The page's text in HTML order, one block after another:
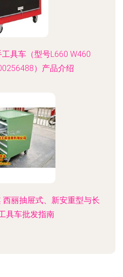
具车（型号L660 W460
）产品介绍
丽抽屉式、新安重型与长
具车批发指南